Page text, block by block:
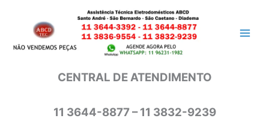
conteúdo
CENTRAL DE ATENDIMENTO
11 3644-8877 – 11 3832-9239